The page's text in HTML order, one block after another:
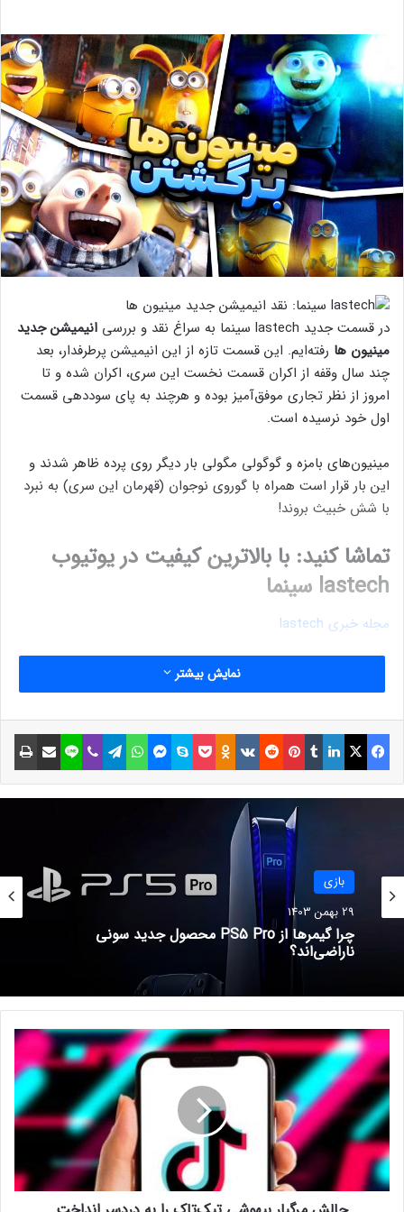
‏در قسمت جدید lastech سینما به سراغ نقد و بررسی
انیمیشن جدید
مینیون ها رفته‌ایم. این قسمت تازه از این انیمیشن پرطرفدار، بعد
چند سال وقفه از اکران قسمت نخست این سری، اکران شده و تا
امروز از نظر تجاری موفق‌آمیز بوده و هرچند به پای سوددهی قسمت
اول خود نرسیده است.
مینیون‌های بامزه و گوگولی مگولی بار دیگر روی پرده ظاهر شدند و
این بار قرار است همراه با گوروی نوجوان (قهرمان این سری) به نبرد
با شش خبیث بروند!
تماشا کنید: با بالاترین کیفیت در یوتیوب
lastech سینما
مجله خبری lastech
سگا اولین بازی بلاکچین محور خود
را معرفی کرد
9 مهر 1401
of Gru از ۷۵۰ میلیون دلار گذشت
18 مرداد 1401
فیلمنقد فیلم
نمایش بیشتر
فیسبوک ایکس لینکداین تامبلر پینتریست Reddit
VKontakte
Odnoklassniki پاکت اسکایپ مسنجر واتس آپ تلگرام وایبر لاین اشتراک گذاری با ایمیل
بازی
29 بهمن 1403
چرا گیمرها از PS5 Pro محصول جدید سونی
ناراضی‌اند؟
چ
ا
ل
ش
م
ر
گ
ا